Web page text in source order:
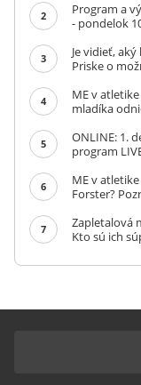
2
Program a
- pondelok
3
Je vidieť,
Priske o
4
ME v
mladíka
5
ONLINE: 1.
program
6
ME v
Forster?
7
Zapletalová
Kto sú ich